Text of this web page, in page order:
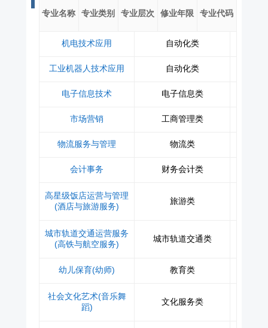
专业名称 专业类别 专业层次 修业年限 专业代码
机电技术应用 自动化类
工业机器人技术应用 自动化类
电子信息技术 电子信息类
市场营销 工商管理类
物流服务与管理 物流类
会计事务 财务会计类
高星级饭店运营与管理
(酒店与旅游服务)
旅游类
城市轨道交通运营服务
(高铁与航空服务)
城市轨道交通类
幼儿保育(幼师) 教育类
社会文化艺术(音乐舞
蹈)
文化服务类